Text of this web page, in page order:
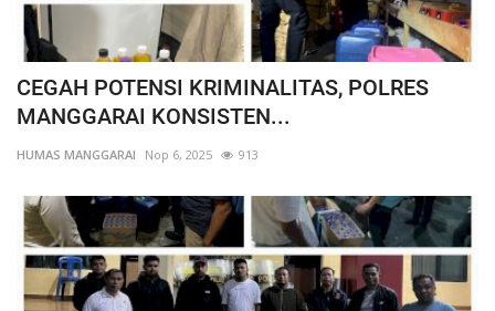
CEGAH POTENSI KRIMINALITAS, POLRES
MANGGARAI KONSISTEN...
HUMAS MANGGARAI Nop 6, 2025 913